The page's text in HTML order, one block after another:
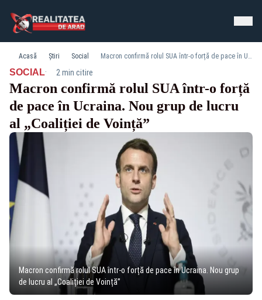
Acasă Știri Social Macron confirmă rolul SUA într-o forță de pace în Ucraina. Nou grup de lucru al „Coaliției de Voință”
SOCIAL· 2 min citire
Macron confirmă rolul SUA într-o forță
de pace în Ucraina. Nou grup de lucru
al „Coaliției de Voință”
Macron confirmă rolul SUA într-o forță de pace în Ucraina. Nou grup
de lucru al „Coaliției de Voință”